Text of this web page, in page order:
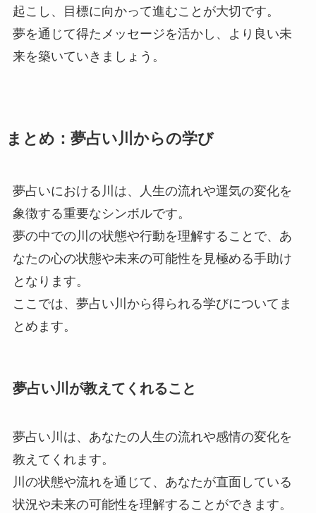
起こし、目標に向かって進むことが大切です。
夢を通じて得たメッセージを活かし、より良い未
来を築いていきましょう。
まとめ：夢占い川からの学び
夢占いにおける川は、人生の流れや運気の変化を
象徴する重要なシンボルです。
夢の中での川の状態や行動を理解することで、あ
なたの心の状態や未来の可能性を見極める手助け
となります。
ここでは、夢占い川から得られる学びについてま
とめます。
夢占い川が教えてくれること
夢占い川は、あなたの人生の流れや感情の変化を
教えてくれます。
川の状態や流れを通じて、あなたが直面している
状況や未来の可能性を理解することができます。